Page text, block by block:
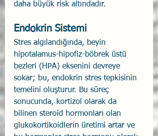
daha büyük risk altındadır.
Endokrin Sistemi
Stres algılandığında, beyin
hipotalamus-hipofiz-böbrek üstü
bezleri (HPA) eksenini devreye
sokar; bu, endokrin stres tepkisinin
temelini oluşturur. Bu süreç
sonucunda, kortizol olarak da
bilinen steroid hormonları olan
glukokortikoidlerin üretimi artar ve